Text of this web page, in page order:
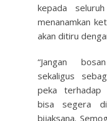
kepada
menanamkan
akan ditiru
“Jangan
sekaligus
peka terhadap
bisa segera
bijaksana.